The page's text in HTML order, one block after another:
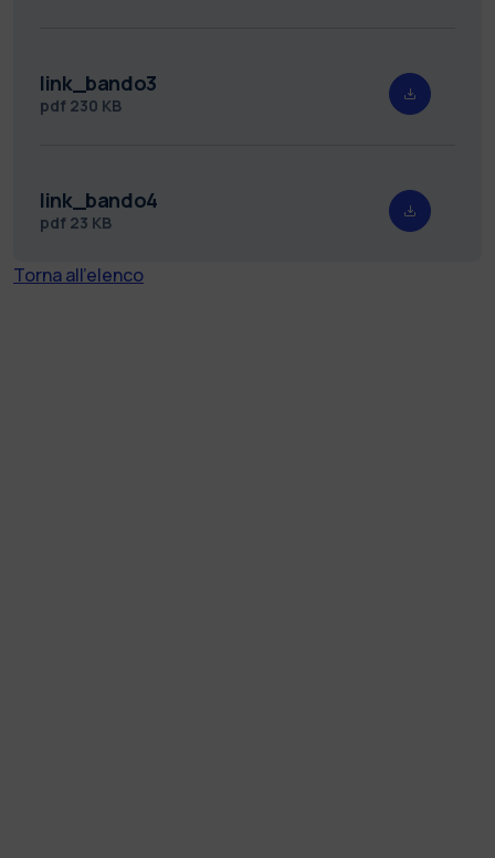
link_bando3
pdf 230 KB
link_bando4
pdf 23 KB
Torna all'elenco